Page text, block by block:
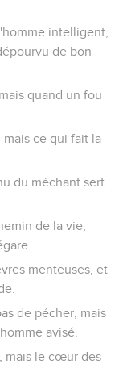
intelligent,
de bon
quand un fou
ce qui fait la
du méchant sert
de la vie,
menteuses, et
de pécher, mais
avisé.
mais le cœur des